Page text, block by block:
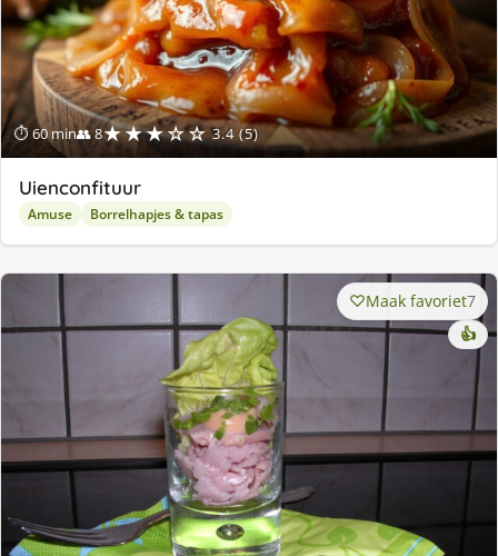
⏱ 60 min👥 8★★★☆☆ 3.4 (5)
Uienconfituur
Amuse Borrelhapjes & tapas
Maak favoriet7
👍